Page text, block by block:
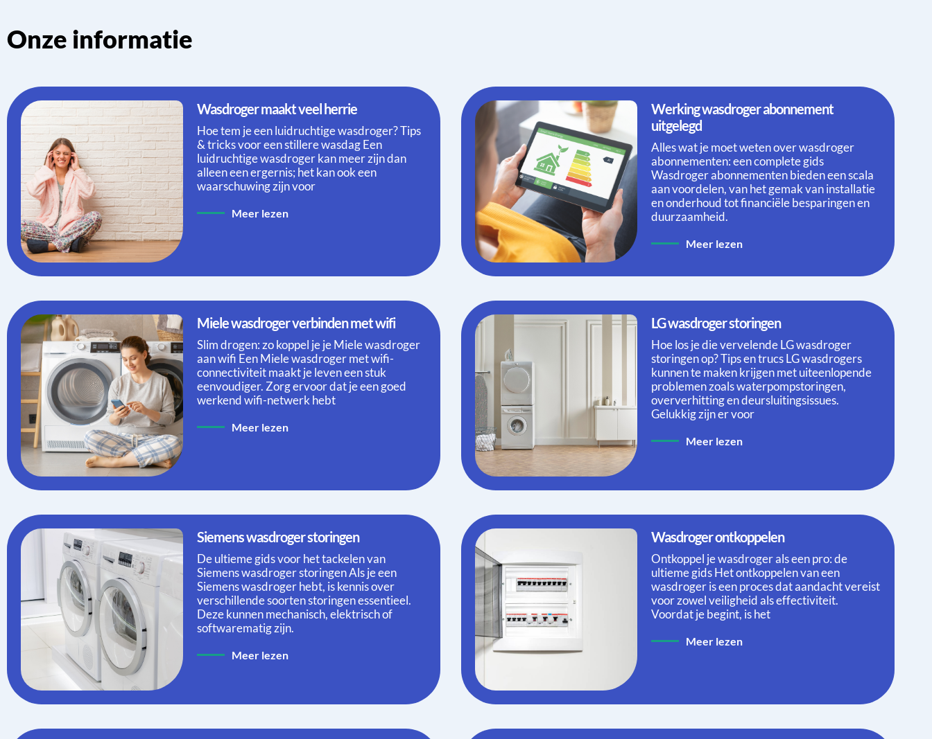
Onze informatie
Wasdroger maakt veel herrie
Hoe tem je een luidruchtige wasdroger? Tips
& tricks voor een stillere wasdag Een
luidruchtige wasdroger kan meer zijn dan
alleen een ergernis; het kan ook een
waarschuwing zijn voor
Meer lezen
Werking wasdroger abonnement
uitgelegd
Alles wat je moet weten over wasdroger
abonnementen: een complete gids
Wasdroger abonnementen bieden een scala
aan voordelen, van het gemak van installatie
en onderhoud tot financiële besparingen en
duurzaamheid.
Meer lezen
Miele wasdroger verbinden met wifi
Slim drogen: zo koppel je je Miele wasdroger
aan wifi Een Miele wasdroger met wifi-
connectiviteit maakt je leven een stuk
eenvoudiger. Zorg ervoor dat je een goed
werkend wifi-netwerk hebt
Meer lezen
LG wasdroger storingen
Hoe los je die vervelende LG wasdroger
storingen op? Tips en trucs LG wasdrogers
kunnen te maken krijgen met uiteenlopende
problemen zoals waterpompstoringen,
oververhitting en deursluitingsissues.
Gelukkig zijn er voor
Meer lezen
Siemens wasdroger storingen
De ultieme gids voor het tackelen van
Siemens wasdroger storingen Als je een
Siemens wasdroger hebt, is kennis over
verschillende soorten storingen essentieel.
Deze kunnen mechanisch, elektrisch of
softwarematig zijn.
Meer lezen
Wasdroger ontkoppelen
Ontkoppel je wasdroger als een pro: de
ultieme gids Het ontkoppelen van een
wasdroger is een proces dat aandacht vereist
voor zowel veiligheid als effectiviteit.
Voordat je begint, is het
Meer lezen